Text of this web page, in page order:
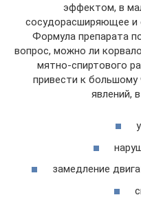
эффектом, в
сосудорасширяющее и
Формула препарата
вопрос, можно ли
мятно-спиртового
привести к большому
явлений,
замедление